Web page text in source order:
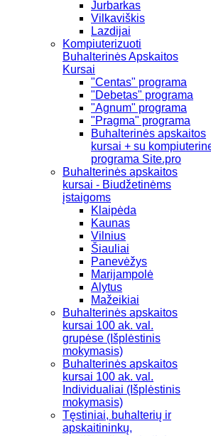
Jurbarkas
Vilkaviškis
Lazdijai
Kompiuterizuoti
Buhalterinės Apskaitos
Kursai
"Centas" programa
"Debetas" programa
"Agnum" programa
"Pragma" programa
Buhalterinės apskaitos
kursai + su
programa Site.pro
Buhalterinės apskaitos
kursai - Biudžetinėms
įstaigoms
Klaipėda
Kaunas
Vilnius
Šiauliai
Panevėžys
Marijampolė
Alytus
Mažeikiai
Buhalterinės apskaitos
kursai 100 ak. val.
grupėse (Išplėstinis
mokymasis)
Buhalterinės apskaitos
kursai 100 ak. val.
Individualiai (Išplėstinis
mokymasis)
Tęstiniai, buhalterių ir
apskaitininkų,